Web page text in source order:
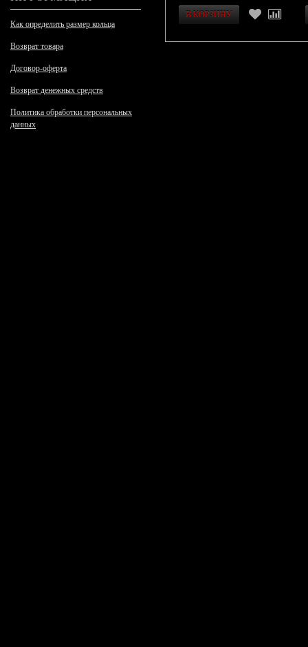
Как определить размер кольца
Возврат товара
Договор-оферта
Возврат денежных средств
Политика обработки персональных
данных